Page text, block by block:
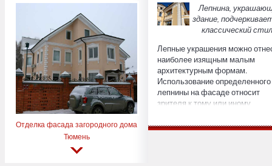
Отделка фасада загородного дома
Тюмень
Лепнина,
здание,
классический
Лепные украшения можно
наиболее изящным малым
архитектурным формам.
Использование
лепнины на фасаде относит
зрителя к тому или иному
архитектурному направлению.